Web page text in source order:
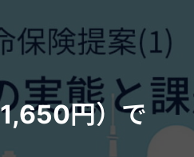
円）で